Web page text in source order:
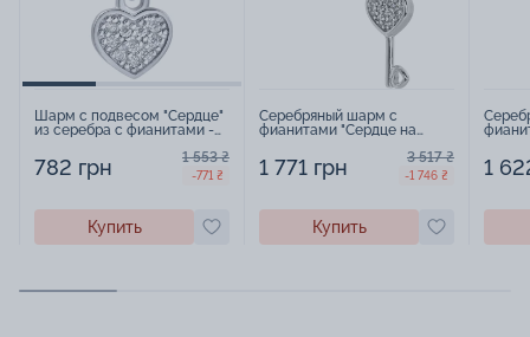
Шарм с подвесом "Сердце"
из серебра с фианитами -
782 грн 1 553 ₴
-771 ₴
Купить
Серебряный шарм с
фианитами "Сердце на
1 771 грн 3 517 ₴
-1 746 ₴
Купить
1